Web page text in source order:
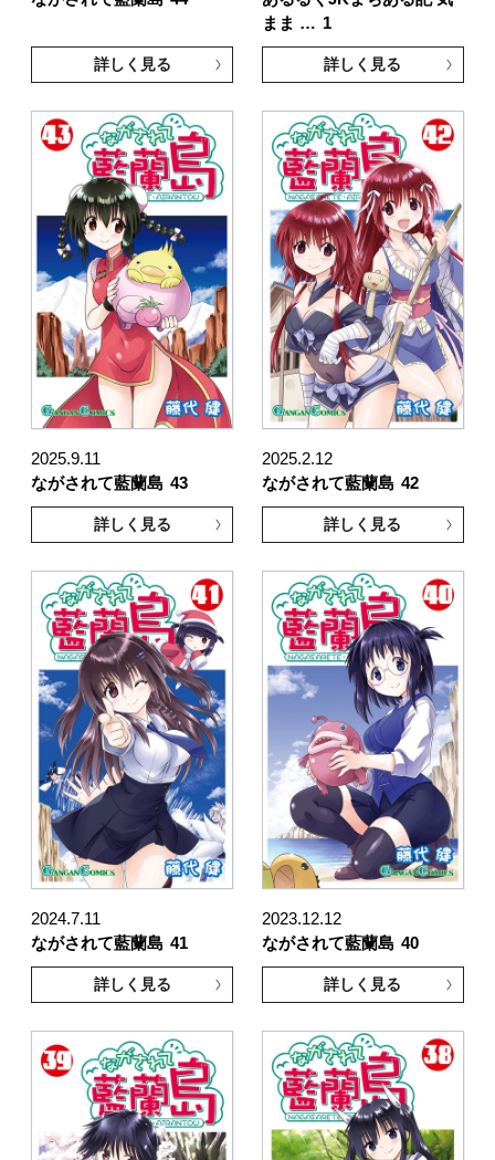
詳しく見る
まま … 1
詳しく見る
2025.9.11
ながされて藍蘭島 43
詳しく見る
2025.2.12
ながされて藍蘭島 42
詳しく見る
2024.7.11
ながされて藍蘭島 41
詳しく見る
2023.12.12
ながされて藍蘭島 40
詳しく見る